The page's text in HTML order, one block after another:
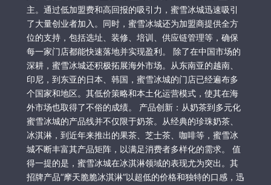
主。通过低加盟费和高回报的吸引力，蜜雪冰城迅速吸引
了大量创业者加入。同时，蜜雪冰城还为加盟商提供全方
位的支持，包括选址、装修、培训、供应链管理等，确保
每一家门店都能快速落地并实现盈利。 除了在中国市场的
深耕，蜜雪冰城还积极拓展海外市场。从东南亚的越南、
印尼，到东亚的日本、韩国，蜜雪冰城的门店已经遍布多
个国家和地区。其低价策略和本土化运营模式，使其在海
外市场也取得了不俗的成绩。 产品创新：从奶茶到多元化
蜜雪冰城的产品线并不仅限于奶茶。从经典的珍珠奶茶、
冰淇淋，到近年来推出的果茶、芝士茶、咖啡等，蜜雪冰
城不断丰富其产品矩阵，以满足消费者多样化的需求。 值
得一提的是，蜜雪冰城在冰淇淋领域的表现尤为突出。其
招牌产品“摩天脆脆冰淇淋”以超低的价格和独特的口感，迅